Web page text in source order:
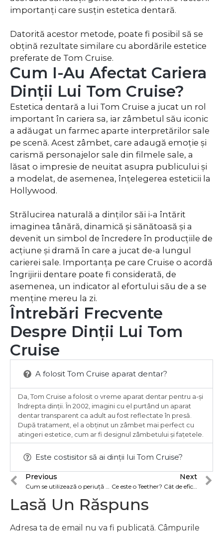
importanți care susțin estetica dentară.
Datorită acestor metode, poate fi posibil să se
obțină rezultate similare cu abordările estetice
preferate de Tom Cruise.
Cum I-Au Afectat Cariera
Dinții Lui Tom Cruise?
Estetica dentară a lui Tom Cruise a jucat un rol
important în cariera sa, iar zâmbetul său iconic
a adăugat un farmec aparte interpretărilor sale
pe scenă. Acest zâmbet, care adaugă emoție și
carismă personajelor sale din filmele sale, a
lăsat o impresie de neuitat asupra publicului și
a modelat, de asemenea, înțelegerea esteticii la
Hollywood.
Strălucirea naturală a dinților săi i-a întărit
imaginea tânără, dinamică și sănătoasă și a
devenit un simbol de încredere în producțiile de
acțiune și dramă în care a jucat de-a lungul
carierei sale. Importanța pe care Cruise o acordă
îngrijirii dentare poate fi considerată, de
asemenea, un indicator al efortului său de a se
menține mereu la zi.
Întrebări Frecvente
Despre Dinții Lui Tom
Cruise
A folosit Tom Cruise aparat dentar?
Da, Tom Cruise a folosit o vreme aparat dentar pentru a-și
îndrepta dinții. În 2002, imagini cu el purtând un aparat
dentar transparent ca adult au fost reflectate în presă.
După tratament, el a obținut un zâmbet mai perfect cu
atingeri estetice, cum ar fi designul zâmbetului și fațetele.
Este costisitor să ai dinții lui Tom Cruise?
Previous
Cum se utilizează o periuță de dinți reîncărcabilă? Care este diferența față de periuța de dinți normală?
Next
Ce este o Teether? Cât de eficient este acesta în dezvoltarea dinților bebelușilor?
Lasă Un Răspuns
Adresa ta de email nu va fi publicată. Câmpurile